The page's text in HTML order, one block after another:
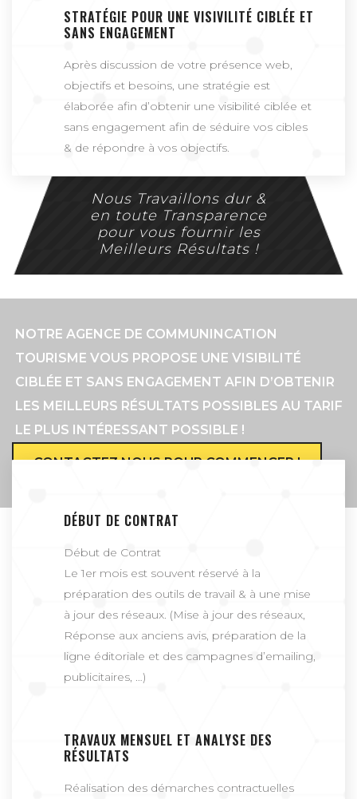
STRATÉGIE POUR UNE VISIVILITÉ CIBLÉE ET
SANS ENGAGEMENT
Après discussion de votre présence web,
objectifs et besoins, une stratégie est
élaborée afin d’obtenir une visibilité ciblée et
sans engagement afin de séduire vos cibles
& de répondre à vos objectifs.
Nous Travaillons dur &
en toute Transparence
pour vous fournir les
Meilleurs Résultats !
NOTRE AGENCE DE COMMUNINCATION
TOURISME VOUS PROPOSE UNE VISIBILITÉ
CIBLÉE ET SANS ENGAGEMENT AFIN D’OBTENIR
LES MEILLEURS RÉSULTATS POSSIBLES AU TARIF
LE PLUS INTÉRESSANT POSSIBLE !
CONTACTEZ NOUS POUR COMMENCER !
DÉBUT DE CONTRAT
Début de Contrat
Le 1er mois est souvent réservé à la
préparation des outils de travail & à une mise
à jour des réseaux. (Mise à jour des réseaux,
Réponse aux anciens avis, préparation de la
ligne éditoriale et des campagnes d’emailing,
publicitaires, …)
TRAVAUX MENSUEL ET ANALYSE DES
RÉSULTATS
Réalisation des démarches contractuelles